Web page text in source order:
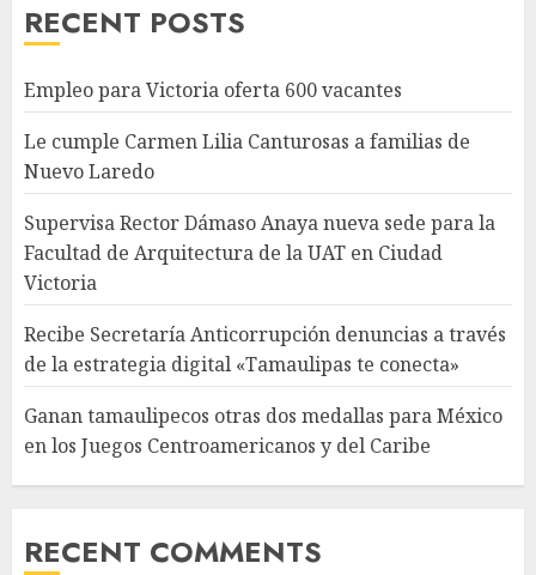
RECENT POSTS
Empleo para Victoria oferta 600 vacantes
Le cumple Carmen Lilia Canturosas a familias de
Nuevo Laredo
Supervisa Rector Dámaso Anaya nueva sede para la
Facultad de Arquitectura de la UAT en Ciudad
Victoria
Recibe Secretaría Anticorrupción denuncias a través
de la estrategia digital «Tamaulipas te conecta»
Ganan tamaulipecos otras dos medallas para México
en los Juegos Centroamericanos y del Caribe
RECENT COMMENTS